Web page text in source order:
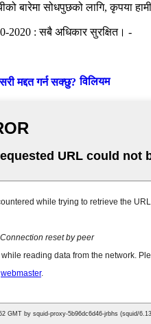
बारेमा सोधपुछको लागि, कृपया
2020 : सबै अधिकार सुरक्षित। -
विलियम